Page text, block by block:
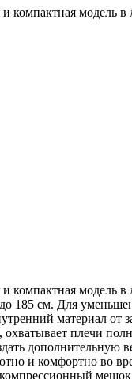
модель в
модель в
185 см. Для
материал от
плечи
и комфортно во